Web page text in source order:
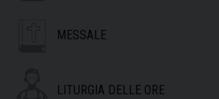
MESSALE
LITURGIA DELLE ORE